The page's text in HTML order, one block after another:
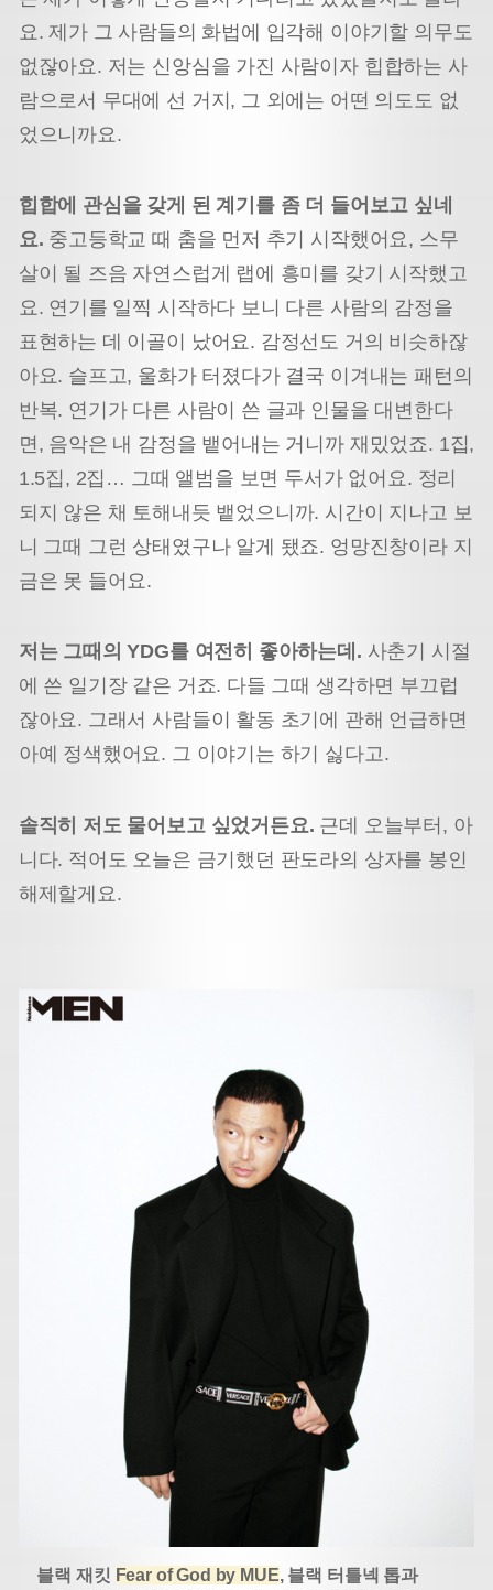
요. 제가 그 사람들의 화법에 입각해 이야기할 의무도
없잖아요. 저는 신앙심을 가진 사람이자 힙합하는 사
람으로서 무대에 선 거지, 그 외에는 어떤 의도도 없
었으니까요.
힙합에 관심을 갖게 된 계기를 좀 더 들어보고 싶네
요. 중고등학교 때 춤을 먼저 추기 시작했어요, 스무
살이 될 즈음 자연스럽게 랩에 흥미를 갖기 시작했고
요. 연기를 일찍 시작하다 보니 다른 사람의 감정을
표현하는 데 이골이 났어요. 감정선도 거의 비슷하잖
아요. 슬프고, 울화가 터졌다가 결국 이겨내는 패턴의
반복. 연기가 다른 사람이 쓴 글과 인물을 대변한다
면, 음악은 내 감정을 뱉어내는 거니까 재밌었죠. 1집,
1.5집, 2집… 그때 앨범을 보면 두서가 없어요. 정리
되지 않은 채 토해내듯 뱉었으니까. 시간이 지나고 보
니 그때 그런 상태였구나 알게 됐죠. 엉망진창이라 지
금은 못 들어요.
저는 그때의 YDG를 여전히 좋아하는데. 사춘기 시절
에 쓴 일기장 같은 거죠. 다들 그때 생각하면 부끄럽
잖아요. 그래서 사람들이 활동 초기에 관해 언급하면
아예 정색했어요. 그 이야기는 하기 싫다고.
솔직히 저도 물어보고 싶었거든요. 근데 오늘부터, 아
니다. 적어도 오늘은 금기했던 판도라의 상자를 봉인
해제할게요.
블랙 재킷 Fear of God by MUE, 블랙 터틀넥 톱과